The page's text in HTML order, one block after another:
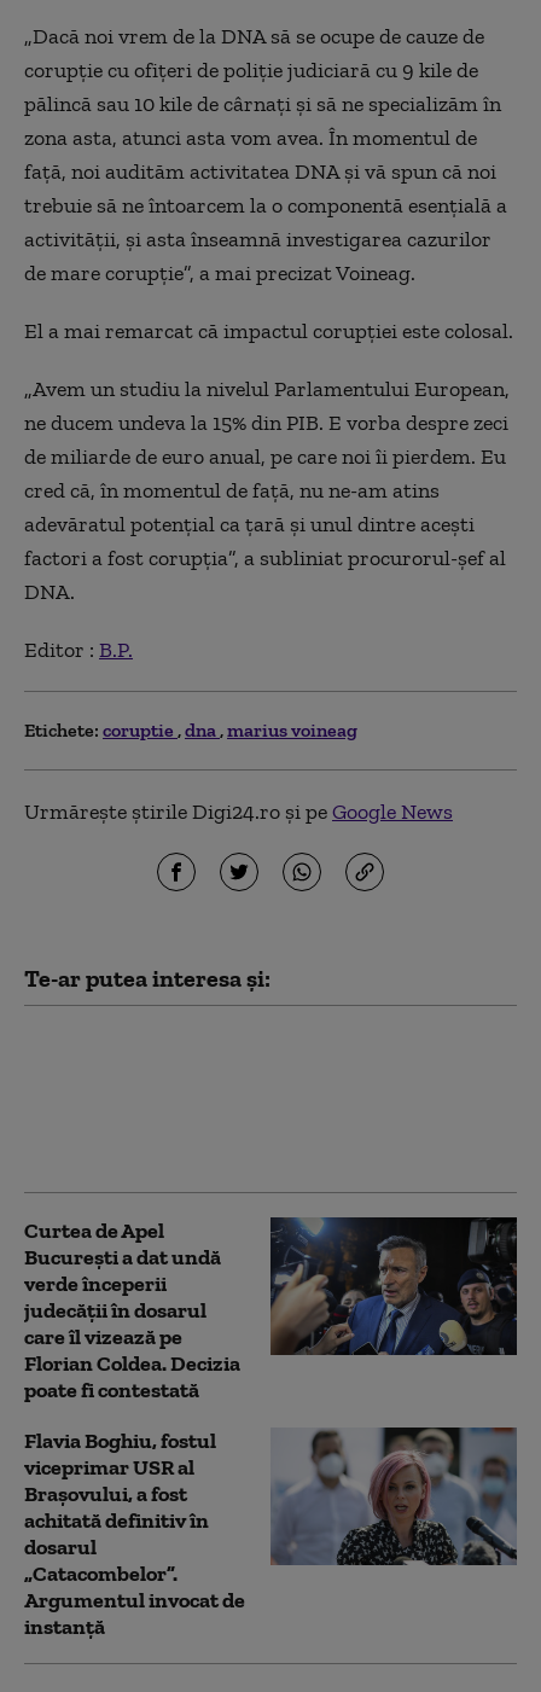
„Dacă noi vrem de la DNA să se ocupe de cauze de
corupţie cu ofiţeri de poliţie judiciară cu 9 kile de
pălincă sau 10 kile de cârnaţi şi să ne specializăm în
zona asta, atunci asta vom avea. În momentul de
faţă, noi audităm activitatea DNA şi vă spun că noi
trebuie să ne întoarcem la o componentă esenţială a
activităţii, şi asta înseamnă investigarea cazurilor
de mare corupţie”, a mai precizat Voineag.
El a mai remarcat că impactul corupţiei este colosal.
„Avem un studiu la nivelul Parlamentului European,
ne ducem undeva la 15% din PIB. E vorba despre zeci
de miliarde de euro anual, pe care noi îi pierdem. Eu
cred că, în momentul de faţă, nu ne-am atins
adevăratul potenţial ca ţară şi unul dintre aceşti
factori a fost corupţia”, a subliniat procurorul-şef al
DNA.
Editor : B.P.
Etichete: coruptie dna marius voineag
Urmărește știrile Digi24.ro și peGoogle News
Te-ar putea interesa și:
Curtea de Apel
București a dat undă
verde începerii
judecății în dosarul
care îl vizează pe
Florian Coldea. Decizia
poate fi contestată
Flavia Boghiu, fostul
viceprimar USR al
Brașovului, a fost
achitată definitiv în
dosarul
„Catacombelor”.
Argumentul invocat de
instanță